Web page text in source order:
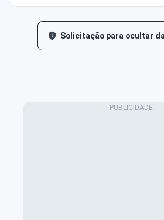
Solicitação para ocultar